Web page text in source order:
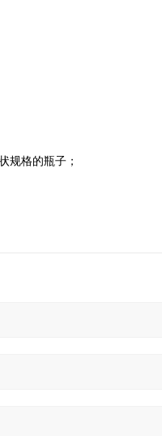
规格的瓶子；